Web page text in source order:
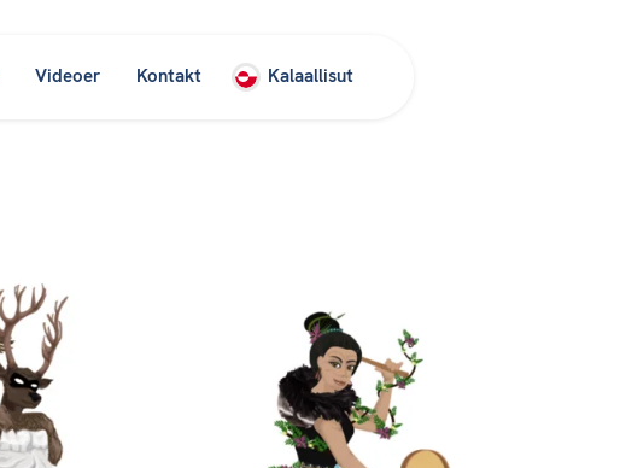
Videoer Kontakt Kalaallisut